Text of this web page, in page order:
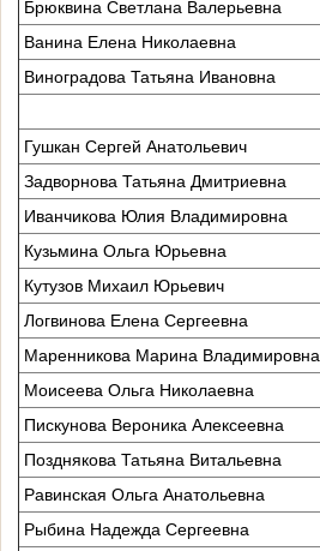
Брюквина Светлана Валерьевна
Ванина Елена Николаевна
Виноградова Татьяна Ивановна
Гушкан Сергей Анатольевич
Задворнова Татьяна Дмитриевна
Иванчикова Юлия Владимировна
Кузьмина Ольга Юрьевна
Кутузов Михаил Юрьевич
Логвинова Елена Сергеевна
Маренникова Марина Владимировна
Моисеева Ольга Николаевна
Пискунова Вероника Алексеевна
Позднякова Татьяна Витальевна
Равинская Ольга Анатольевна
Рыбина Надежда Сергеевна